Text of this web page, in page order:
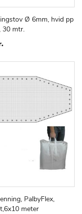
i kurv
TILFØJ
Ø 6mm, hvid pp
30 mtr.
i kurv
TILFØJ
PalbyFlex,
meter